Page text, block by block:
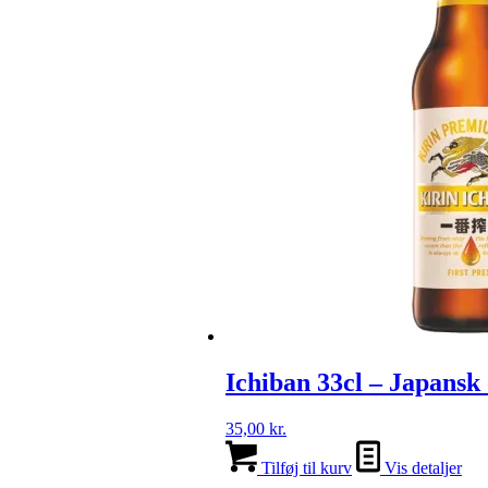
Ichiban 33cl – Japansk
35,00 kr.
Tilføj til kurv Vis detaljer